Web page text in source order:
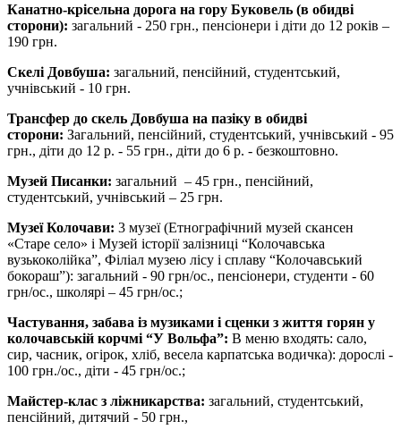
Канатно-крісельна дорога на гору Буковель (в обидві
сторони): загальний - 250 грн., пенсіонери і діти до 12 років –
190 грн.
Cкелі Довбуша: загальний, пенсійний, студентський,
учнівський - 10 грн.
Трансфер до скель Довбуша на пазіку в обидві
сторони: Загальний, пенсійний, студентський, учнівський - 95
грн., діти до 12 р. - 55 грн., діти до 6 р. - безкоштовно.
Музей Писанки: загальний – 45 грн., пенсійний,
студентський, учнівський – 25 грн.
Музеї Колочави: 3 музеї (Етнографічний музей скансен
«Старе село» і Музей історії залізниці “Колочавська
вузькоколійка”, Філіал музею лісу і сплаву “Колочавський
бокораш”): загальний - 90 грн/ос., пенсіонери, студенти - 60
грн/ос., школярі – 45 грн/ос.;
Частування, забава із музиками і сценки з життя горян у
колочавській корчмі “У Вольфа”: В меню входять: сало,
сир, часник, огірок, хліб, весела карпатська водичка): дорослі -
100 грн./ос., діти - 45 грн/ос.;
Майстер-клас з ліжникарства: загальний, студентський,
пенсійний, дитячий - 50 грн.,